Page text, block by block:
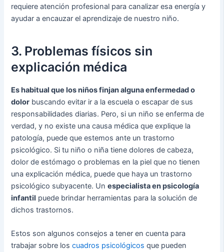
requiere atención profesional para canalizar esa energía y
ayudar a encauzar el aprendizaje de nuestro niño.
3. Problemas físicos sin
explicación médica
Es habitual que los niños finjan alguna enfermedad o
dolor buscando evitar ir a la escuela o escapar de sus
responsabilidades diarias. Pero, si un niño se enferma de
verdad, y no existe una causa médica que explique la
patología, puede que estemos ante un trastorno
psicológico. Si tu niño o niña tiene dolores de cabeza,
dolor de estómago o problemas en la piel que no tienen
una explicación médica, puede que haya un trastorno
psicológico subyacente. Unespecialista en psicología
infantil puede brindar herramientas para la solución de
dichos trastornos.
Estos son algunos consejos a tener en cuenta para
trabajar sobre loscuadros psicológicos que pueden